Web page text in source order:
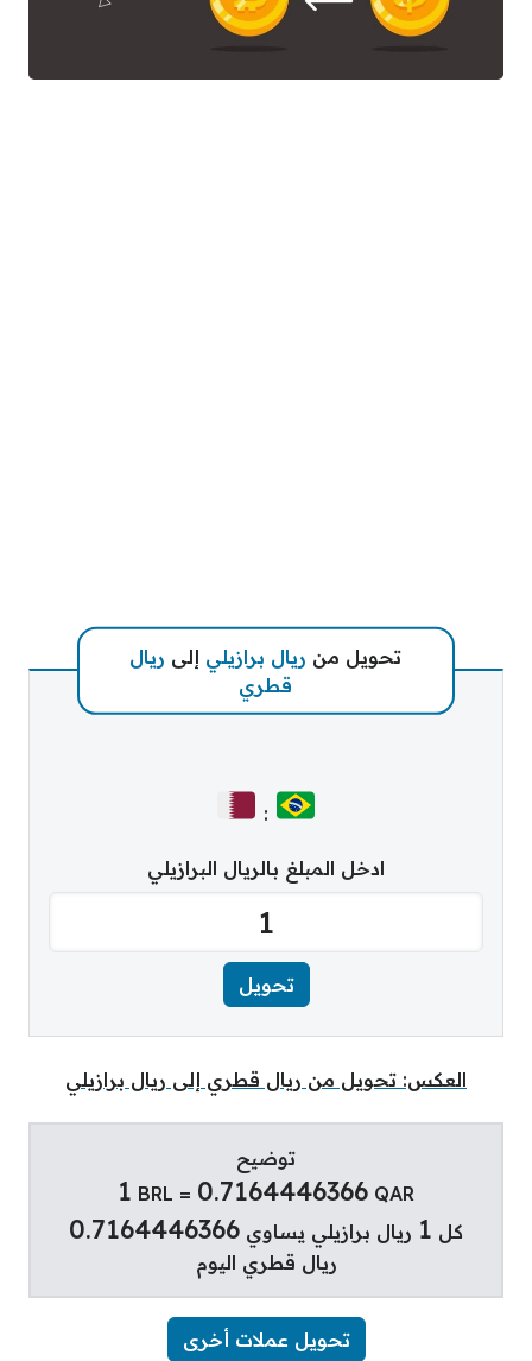
تحويل من ريال برازيلي إلى ريال
قطري
:
ادخل المبلغ بالريال البرازيلي
العكس: تحويل من ريال قطري إلى ريال برازيلي
توضيح
1 BRL = 0.7164446366 QAR
كل 1 ريال برازيلي يساوي 0.7164446366
ريال قطري اليوم
تحويل عملات أخرى